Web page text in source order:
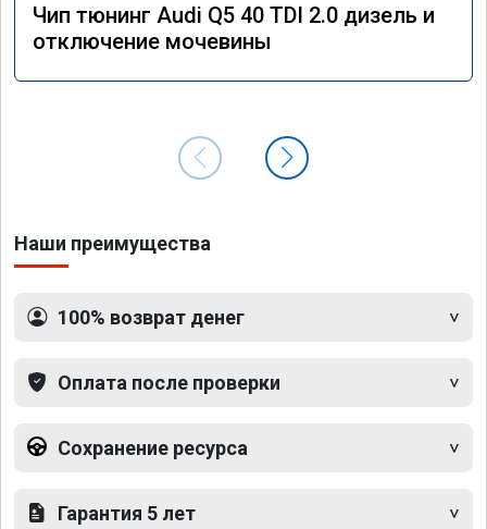
Чип тюнинг Audi Q5 40 TDI 2.0 дизель и
отключение мочевины
Наши преимущества
100% возврат денег
Оплата после проверки
Сохранение ресурса
Гарантия 5 лет